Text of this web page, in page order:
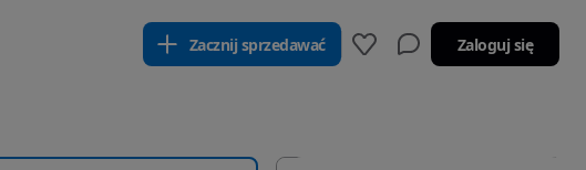
Zacznij sprzedawać Zaloguj się